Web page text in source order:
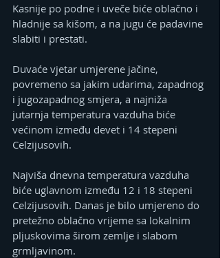
Kasnije po podne i uveče biće oblačno i
hladnije sa kišom, a na jugu će padavine
slabiti i prestati.
Duvaće vjetar umjerene jačine,
povremeno sa jakim udarima, zapadnog
i jugozapadnog smjera, a najniža
jutarnja temperatura vazduha biće
većinom između devet i 14 stepeni
Celzijusovih.
Najviša dnevna temperatura vazduha
biće uglavnom između 12 i 18 stepeni
Celzijusovih. Danas je bilo umjereno do
pretežno oblačno vrijeme sa lokalnim
pljuskovima širom zemlje i slabom
grmljavinom.